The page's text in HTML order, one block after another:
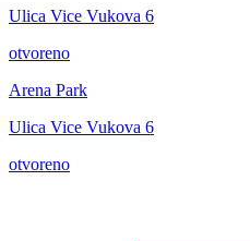
Ulica Vice Vukova 6
otvoreno
Arena Park
Ulica Vice Vukova 6
otvoreno